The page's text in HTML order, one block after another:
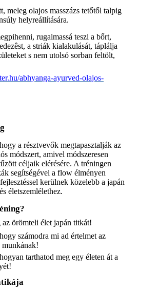
meleg olajos masszázs tetőtől talpig
helyreállítására.
rugalmassá teszi a bőrt,
a striák kialakulását, táplálja
s nem utolsó sorban feltölt,
abhyanga-ayurved-olajos-
a résztvevők megtapasztalják az
módszert, amivel módszeresen
céljaik elérésére. A tréningen
segítségével a flow élményen
kerülnek közelebb a japán
életszemlélethez.
az örömteli élet japán titkát!
számodra mi ad értelmet az
munkának!
tarthatod meg egy életen át a